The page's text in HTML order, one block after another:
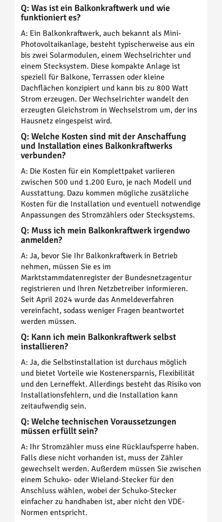
Q: Was ist ein Balkonkraftwerk und wie
funktioniert es?
A: Ein Balkonkraftwerk, auch bekannt als Mini-
Photovoltaikanlage, besteht typischerweise aus ein
bis zwei Solarmodulen, einem Wechselrichter und
einem Stecksystem. Diese kompakte Anlage ist
speziell für Balkone, Terrassen oder kleine
Dachflächen konzipiert und kann bis zu 800 Watt
Strom erzeugen. Der Wechselrichter wandelt den
erzeugten Gleichstrom in Wechselstrom um, der ins
Hausnetz eingespeist wird.
Q: Welche Kosten sind mit der Anschaffung
und Installation eines Balkonkraftwerks
verbunden?
A: Die Kosten für ein Komplettpaket variieren
zwischen 500 und 1.200 Euro, je nach Modell und
Ausstattung. Dazu kommen mögliche zusätzliche
Kosten für die Installation und eventuell notwendige
Anpassungen des Stromzählers oder Stecksystems.
Q: Muss ich mein Balkonkraftwerk irgendwo
anmelden?
A: Ja, bevor Sie Ihr Balkonkraftwerk in Betrieb
nehmen, müssen Sie es im
Marktstammdatenregister der Bundesnetzagentur
registrieren und Ihren Netzbetreiber informieren.
Seit April 2024 wurde das Anmeldeverfahren
vereinfacht, sodass weniger Fragen beantwortet
werden müssen.
Q: Kann ich mein Balkonkraftwerk selbst
installieren?
A: Ja, die Selbstinstallation ist durchaus möglich
und bietet Vorteile wie Kostenersparnis, Flexibilität
und den Lerneffekt. Allerdings besteht das Risiko von
Installationsfehlern, und die Installation kann
zeitaufwendig sein.
Q: Welche technischen Voraussetzungen
müssen erfüllt sein?
A: Ihr Stromzähler muss eine Rücklaufsperre haben.
Falls diese nicht vorhanden ist, muss der Zähler
gewechselt werden. Außerdem müssen Sie zwischen
einem Schuko- oder Wieland-Stecker für den
Anschluss wählen, wobei der Schuko-Stecker
einfacher zu handhaben ist, aber nicht den VDE-
Normen entspricht.